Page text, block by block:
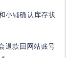
小铺确认库存状
退款回网站账号